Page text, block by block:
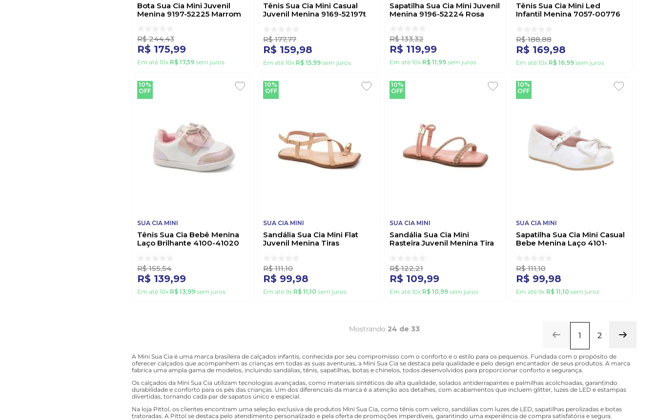
Bota Sua Cia Mini Juvenil
Menina 9197-52225 Marrom
R$ 244,43
R$ 175,99
Em até 10x R$ 17,59sem juros
Tênis Sua Cia Mini Casual
Juvenil Menina 9169-52197t
R$ 177,77
R$ 159,98
Em até10x R$ 15,99 sem juros
Sapatilha Sua Cia Mini Juvenil
Menina 9196-52224 Rosa
R$ 133,32
R$ 119,99
Em até 10x R$ 11,99sem juros
Tênis Sua Cia Mini Led
Infantil Menina 7057-00776
R$ 188,88
R$ 169,98
Em até 10x R$ 16,99sem juros
10%
OFF
SUA CIA MINI
Tênis Sua Cia Bebê Menina
Laço Brilhante 4100-41020
R$ 155,54
R$ 139,99
Em até 10x R$ 13,99sem juros
10%
OFF
SUA CIA MINI
Sandália Sua Cia Mini Flat
Juvenil Menina Tiras
R$ 111,10
R$ 99,98
Em até9x R$ 11,10 sem juros
10%
OFF
SUA CIA MINI
Sandália Sua Cia Mini
Rasteira Juvenil Menina Tira
R$ 122,21
R$ 109,99
Em até 10x R$ 10,99sem juros
10%
OFF
SUA CIA MINI
Sapatilha Sua Cia Mini Casual
Bebe Menina Laço 4101-
R$ 111,10
R$ 99,98
Em até 9x R$ 11,10 sem juros
Mostrando 24 de 33
1 2
A Mini Sua Cia é uma marca brasileira de calçados infantis, conhecida por seu compromisso com o conforto e o estilo para os pequenos. Fundada com o propósito de
oferecer calçados que acompanhem as crianças em todas as suas aventuras, a Mini Sua Cia se destaca pela qualidade e pelo design encantador de seus produtos. A marca
fabrica uma ampla gama de modelos, incluindo sandálias, tênis, sapatilhas, botas e chinelos, todos desenvolvidos para proporcionar conforto e segurança.
Os calçados da Mini Sua Cia utilizam tecnologias avançadas, como materiais sintéticos de alta qualidade, solados antiderrapantes e palmilhas acolchoadas, garantindo
durabilidade e conforto para os pés das crianças. Um dos diferenciais da marca é a atenção aos detalhes, com acabamentos que incluem glitter, luzes de LED e estampas
divertidas, tornando cada par de sapatos único e especial.
Na loja Pittol, os clientes encontram uma seleção exclusiva de produtos Mini Sua Cia, como tênis com velcro, sandálias com luzes de LED, sapatilhas perolizadas e botas
tratoradas. A Pittol se destaca pelo atendimento personalizado e pela oferta de promoções imperdíveis, garantindo uma experiência de compra satisfatória e segura.